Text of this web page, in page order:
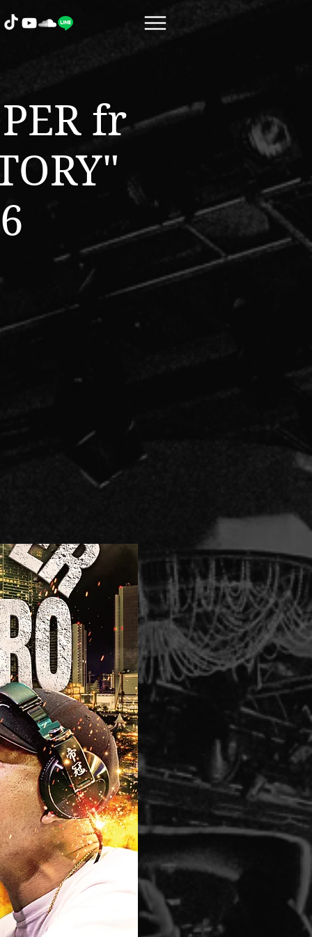
fr